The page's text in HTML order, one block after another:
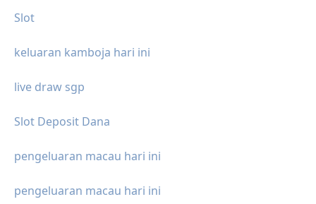
Slot
keluaran kamboja hari ini
live draw sgp
Slot Deposit Dana
pengeluaran macau hari ini
pengeluaran macau hari ini